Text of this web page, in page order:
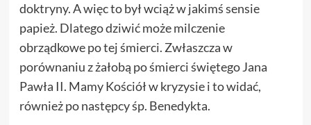
doktryny. A więc to był wciąż w jakimś sensie
papież. Dlatego dziwić może milczenie
obrządkowe po tej śmierci. Zwłaszcza w
porównaniu z żałobą po śmierci świętego Jana
Pawła II. Mamy Kościół w kryzysie i to widać,
również po następcy śp. Benedykta.